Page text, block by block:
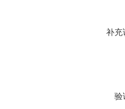
补充
验